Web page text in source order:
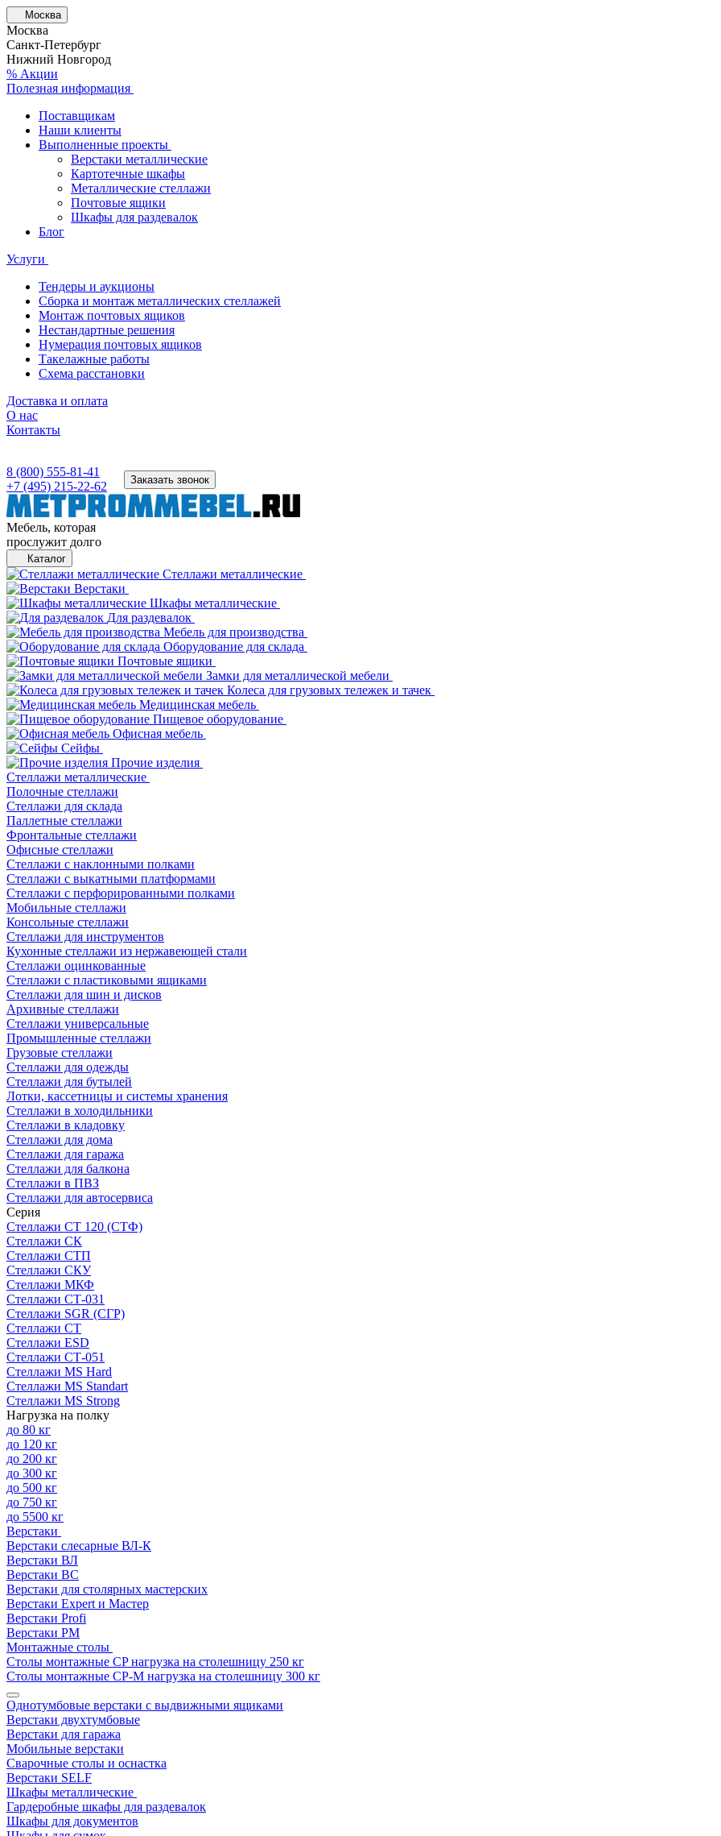
Москва
Москва
Санкт-Петербург
Нижний Новгород
% Акции
Полезная информация
Поставщикам
Наши клиенты
Выполненные проекты
Верстаки металлические
Картотечные шкафы
Металлические стеллажи
Почтовые ящики
Шкафы для раздевалок
Блог
Услуги
Тендеры и аукционы
Сборка и монтаж металлических стеллажей
Монтаж почтовых ящиков
Нестандартные решения
Нумерация почтовых ящиков
Такелажные работы
Схема расстановки
Доставка и оплата
О нас
Контакты
8 (800) 555-81-41
+7 (495) 215-22-62
Заказать звонок
Мебель, которая
прослужит долго
Каталог
Стеллажи металлические
Верстаки
Шкафы металлические
Для раздевалок
Мебель для производства
Оборудование для склада
Почтовые ящики
Замки для металлической мебели
Колеса для грузовых тележек и тачек
Медицинская мебель
Пищевое оборудование
Офисная мебель
Сейфы
Прочие изделия
Стеллажи металлические
Полочные стеллажи
Стеллажи для склада
Паллетные стеллажи
Фронтальные стеллажи
Офисные стеллажи
Стеллажи с наклонными полками
Стеллажи с выкатными платформами
Стеллажи с перфорированными полками
Мобильные стеллажи
Консольные стеллажи
Стеллажи для инструментов
Кухонные стеллажи из нержавеющей стали
Стеллажи оцинкованные
Стеллажи с пластиковыми ящиками
Стеллажи для шин и дисков
Архивные стеллажи
Стеллажи универсальные
Промышленные стеллажи
Грузовые стеллажи
Стеллажи для одежды
Стеллажи для бутылей
Лотки, кассетницы и системы хранения
Стеллажи в холодильники
Стеллажи в кладовку
Стеллажи для дома
Стеллажи для гаража
Стеллажи для балкона
Стеллажи в ПВЗ
Стеллажи для автосервиса
Серия
Стеллажи СТ 120 (СТФ)
Стеллажи СК
Стеллажи СТП
Стеллажи СКУ
Стеллажи МКФ
Стеллажи СТ-031
Стеллажи SGR (СГР)
Стеллажи СТ
Стеллажи ESD
Стеллажи СТ-051
Стеллажи MS Hard
Стеллажи MS Standart
Стеллажи MS Strong
Нагрузка на полку
до 80 кг
до 120 кг
до 200 кг
до 300 кг
до 500 кг
до 750 кг
до 5500 кг
Верстаки
Верстаки слесарные ВЛ-К
Верстаки ВЛ
Верстаки ВС
Верстаки для столярных мастерских
Верстаки Expert и Мастер
Верстаки Profi
Верстаки РМ
Монтажные столы
Столы монтажные СP нагрузка на столешницу 250 кг
Столы монтажные СР-М нагрузка на столешницу 300 кг
Однотумбовые верстаки с выдвижными ящиками
Верстаки двухтумбовые
Верстаки для гаража
Мобильные верстаки
Сварочные столы и оснастка
Верстаки SELF
Шкафы металлические
Гардеробные шкафы для раздевалок
Шкафы для документов